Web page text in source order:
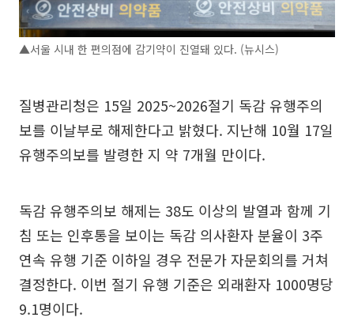
▲서울 시내 한 편의점에 감기약이 진열돼 있다. (뉴시스)
질병관리청은 15일 2025~2026절기 독감 유행주의
보를 이날부로 해제한다고 밝혔다. 지난해 10월 17일
유행주의보를 발령한 지 약 7개월 만이다.
독감 유행주의보 해제는 38도 이상의 발열과 함께 기
침 또는 인후통을 보이는 독감 의사환자 분율이 3주
연속 유행 기준 이하일 경우 전문가 자문회의를 거쳐
결정한다. 이번 절기 유행 기준은 외래환자 1000명당
9.1명이다.